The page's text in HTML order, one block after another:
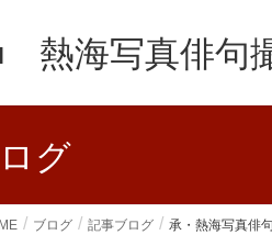
熱海写真俳句
グ
ブログ 記事ブログ 承・熱海写真俳